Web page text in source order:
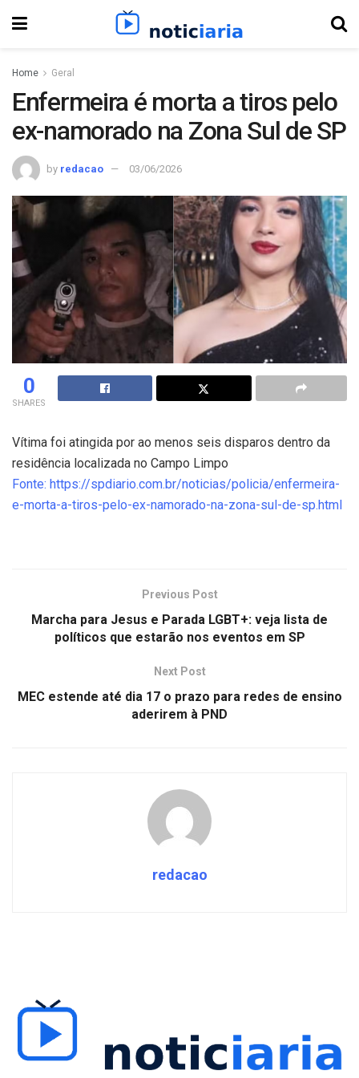
Home Geral
Enfermeira é morta a tiros pelo
ex-namorado na Zona Sul de SP
by redacao 03/06/2026
0
SHARES
Vítima foi atingida por ao menos seis disparos dentro da
residência localizada no Campo Limpo
Fonte: https://spdiario.com.br/noticias/policia/enfermeira-
e-morta-a-tiros-pelo-ex-namorado-na-zona-sul-de-sp.html
Previous Post
Marcha para Jesus e Parada LGBT+: veja lista de
políticos que estarão nos eventos em SP
Next Post
MEC estende até dia 17 o prazo para redes de ensino
aderirem à PND
redacao